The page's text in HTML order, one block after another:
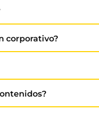
corporativo?